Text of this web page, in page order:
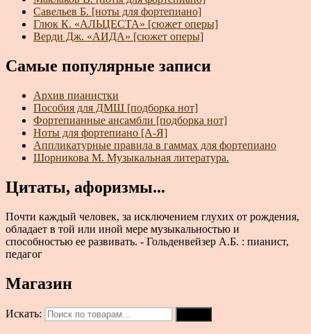
Савельев Б. [ноты для фортепиано]
Глюк К. «АЛЬЦЕСТА» [сюжет оперы]
Верди Дж. «АИДА» [сюжет оперы]
Самые популярные записи
Архив пианистки
Пособия для ДМШ [подборка нот]
Фортепианные ансамбли [подборка нот]
Ноты для фортепиано [А-Я]
Аппликатурные правила в гаммах для фортепиано
Шорникова М. Музыкальная литература.
Цитаты, афоризмы...
Почти каждый человек, за исключением глухих от рождения,
обладает в той или иной мере музыкальностью и
способностью ее развивать. - Гольденвейзер А.Б. : пианист,
педагог
Магазин
Искать: